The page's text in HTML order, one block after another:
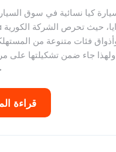
كيا نسائية في سوق
وأذواق فئات متنوعة من
ولهذا جاء ضمن تشكيلتها على
قراءة